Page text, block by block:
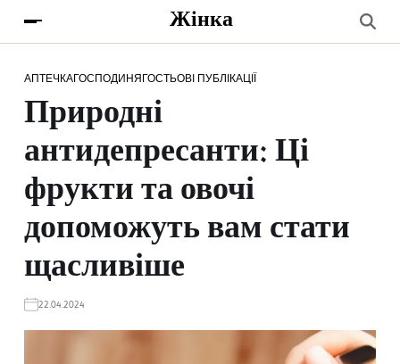
Жінка
АПТЕЧКАГОСПОДИНЯ ГОСТЬОВІ ПУБЛІКАЦІЇ
Природні
антидепресанти: Ці
фрукти та овочі
допоможуть вам стати
щасливіше
22.04.2024